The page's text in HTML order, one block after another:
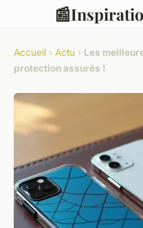
📰
Accueil › Actu › Les
protection assurés !